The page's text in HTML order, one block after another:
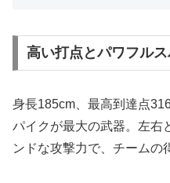
高い打点とパワフルス
身長185cm、最高到達点
パイクが最大の武器。左右
ンドな攻撃力で、チームの